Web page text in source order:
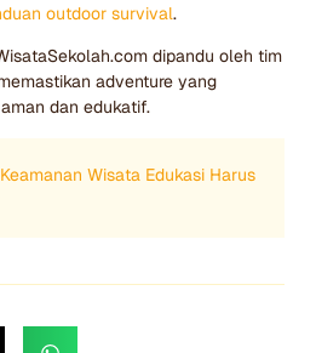
outdoor survival.
dipandu oleh tim
adventure yang
dan edukatif.
Wisata Edukasi Harus